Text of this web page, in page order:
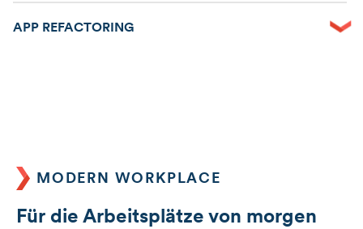
APP REFACTORING
MODERN WORKPLACE
Für die Arbeitsplätze von morgen